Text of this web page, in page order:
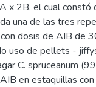
x 2B, el cual
una de las tres
dosis de AIB de
uso de pellets -
C. spruceanum
en estaquillas